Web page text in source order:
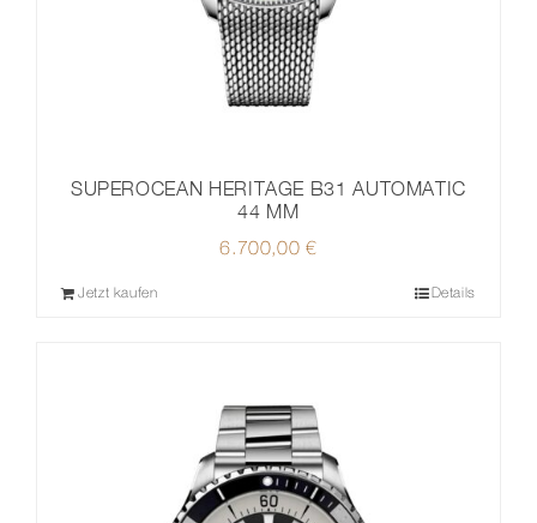
SUPEROCEAN HERITAGE B31 AUTOMATIC
44 MM
6.700,00€
Jetzt kaufen Details